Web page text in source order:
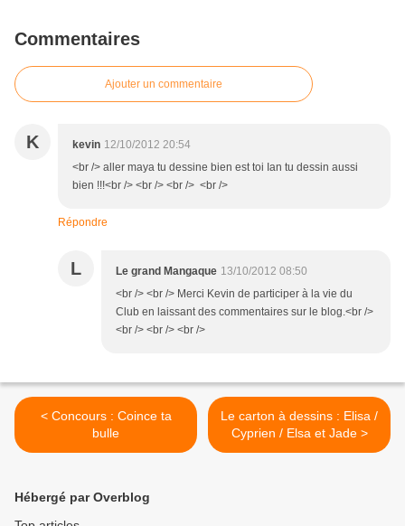
Commentaires
Ajouter un commentaire
K kevin 12/10/2012 20:54
<br /> aller maya tu dessine bien est toi Ian tu dessin aussi
bien !!!<br /> <br /> <br /> <br />
Répondre
L Le grand Mangaque 13/10/2012 08:50
<br /> <br /> Merci Kevin de participer à la vie du
Club en laissant des commentaires sur le blog.<br />
<br /> <br /> <br />
< Concours : Coince ta
bulle
Le carton à dessins : Elisa /
Cyprien / Elsa et Jade >
Hébergé par Overblog